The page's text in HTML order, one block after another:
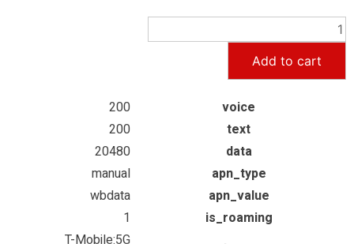
Add to cart
voice
200
text
200
data
20480
apn_type
manual
apn_value
wbdata
is_roaming
1
T-Mobile:5G